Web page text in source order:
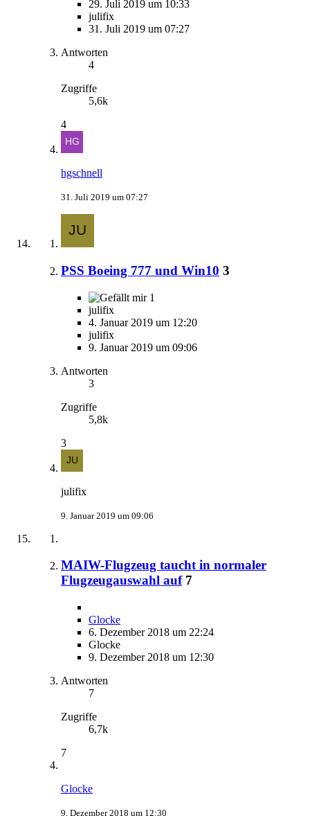
29. Juli 2019 um 10:33
julifix
31. Juli 2019 um 07:27
Antworten
4
Zugriffe
5,6k
4
hgschnell
31. Juli 2019 um 07:27
PSS Boeing 777 und Win10 3
1
julifix
4. Januar 2019 um 12:20
julifix
9. Januar 2019 um 09:06
Antworten
3
Zugriffe
5,8k
3
julifix
9. Januar 2019 um 09:06
MAIW-Flugzeug taucht in normaler
Flugzeugauswahl auf 7
Glocke
6. Dezember 2018 um 22:24
Glocke
9. Dezember 2018 um 12:30
Antworten
7
Zugriffe
6,7k
7
Glocke
9. Dezember 2018 um 12:30